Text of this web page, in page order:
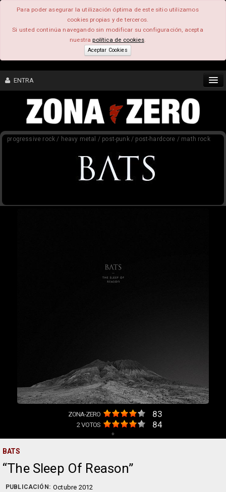
Para poder asegurar la utilización óptima de este sitio utilizamos
cookies propias y de terceros.
Si usted continúa navegando sin modificar su configuración, acepta
nuestrapolítica de cookies.
Aceptar Cookies
ENTRA
CONTENIDO
COMUNIDAD
progressive rock / heavy metal / post-punk / post-hardcore / math rock
ZONA-ZERO 83
2VOTOS 84
+
BATS
The Sleep Of Reason
PUBLICACIÓN: Octubre 2012